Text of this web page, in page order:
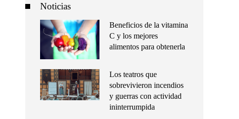
Noticias
Beneficios de la vitamina
C y los mejores
alimentos para obtenerla
Los teatros que
sobrevivieron incendios
y guerras con actividad
ininterrumpida